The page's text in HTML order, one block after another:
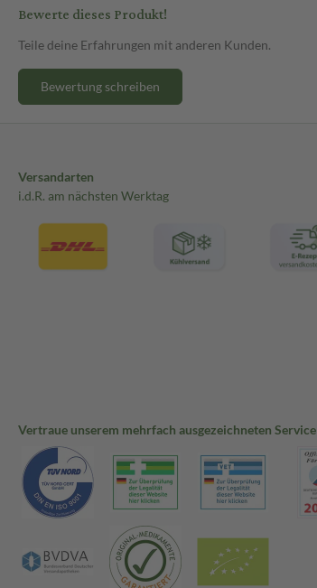
Bewerte dieses Produkt!
Teile deine Erfahrungen mit anderen Kunden.
Bewertung schreiben
Versandarten
i.d.R. am nächsten Werktag
Vertraue unserem mehrfach ausgezeichneten Service